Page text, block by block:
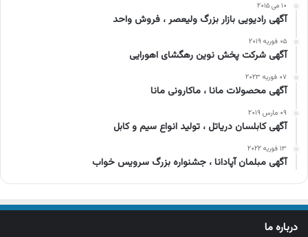
۱۰ می ۲۰۱۵
آگهی رادیویی بازار بزرگ ولیعصر ، فروش واحد
۰۵ فوریه ۲۰۱۹
آگهی شرکت پخش نوین رهگشای اهورایی
۰۷ فوریه ۲۰۲۳
آگهی محصولات مانا ، ماکارونی مانا
۰۹ مارس ۲۰۱۹
آگهی کابلسان دریاتل ، تولید انواع سیم و کابل
۱۳ فوریه ۲۰۲۲
آگهی مبلمان آپادانا ، جشنواره بزرگ سرویس خواب
درباره ما